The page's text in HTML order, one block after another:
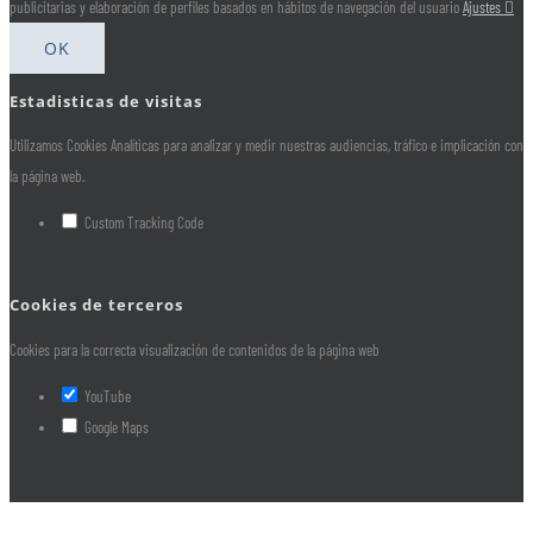
publicitarias y elaboración de perfiles basados en hábitos de navegación del usuarioAjustes
OK
Estadisticas de visitas
Utilizamos Cookies Analíticas para analizar y medir nuestras audiencias, tráfico e implicación con
la página web.
Custom Tracking Code
Cookies de terceros
Cookies para la correcta visualización de contenidos de la página web
YouTube
Google Maps